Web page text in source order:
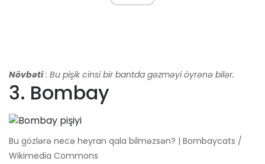
Növbəti: Bu pişik cinsi bir bantda gəzməyi öyrənə bilər.
3. Bombay
Bu gözlərə necə heyran qala bilməzsən? | Bombaycats /
Wikimedia Commons